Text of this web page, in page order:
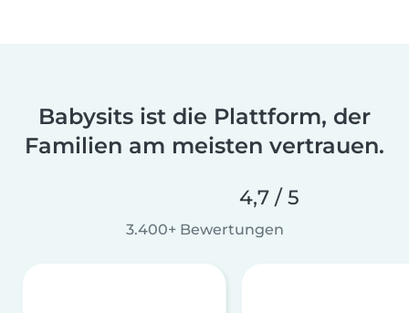
Babysits ist die Plattform, der
Familien am meisten vertrauen.
4,7 / 5
3.400+ Bewertungen